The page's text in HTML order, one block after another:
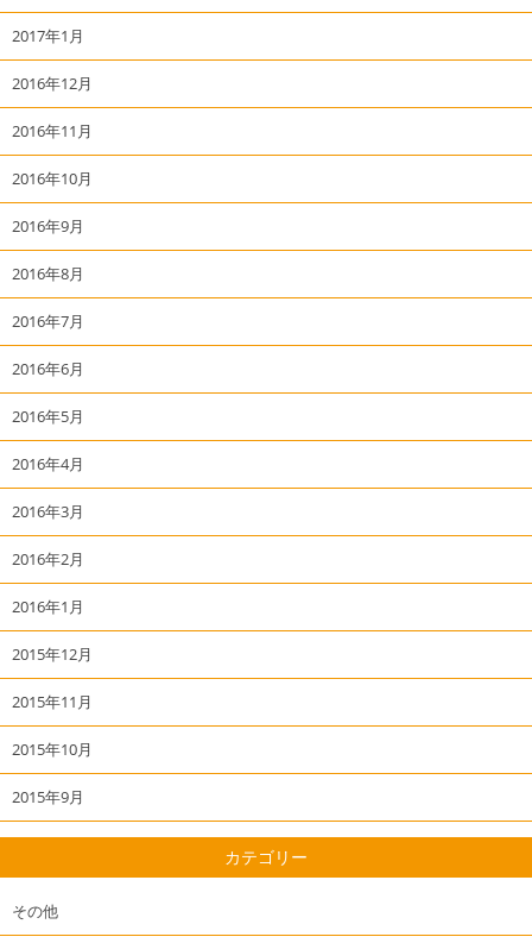
2017年1月
2016年12月
2016年11月
2016年10月
2016年9月
2016年8月
2016年7月
2016年6月
2016年5月
2016年4月
2016年3月
2016年2月
2016年1月
2015年12月
2015年11月
2015年10月
2015年9月
カテゴリー
その他